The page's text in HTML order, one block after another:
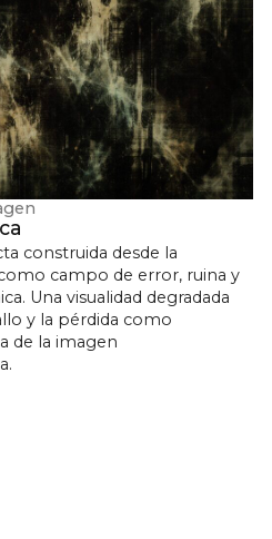
construida desde la
campo de error, ruina y
Una visualidad degradada
y la pérdida como
de la imagen